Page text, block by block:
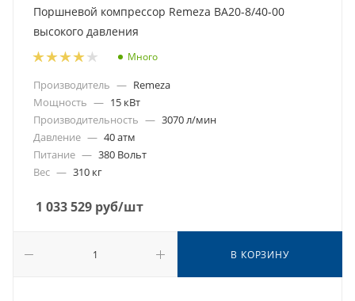
Поршневой компрессор Remeza ВА20-8/40-00
высокого давления
Много
Производитель — Remeza
Мощность — 15 кВт
Производительность — 3070 л/мин
Давление — 40 атм
Питание — 380 Вольт
Вес — 310 кг
1 033 529 руб/шт
В КОРЗИНУ